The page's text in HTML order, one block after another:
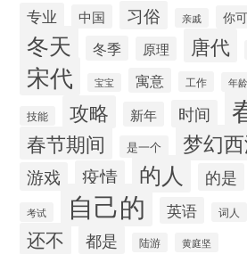
专业 中国 习俗 亲戚 你
冬天 冬季 原理 唐代
宋代 宝宝 寓意 工作 年龄
技能 攻略 新年 时间
春节期间 是一个 梦幻
游戏 疫情 的人 的是
考试 自己的 英语 词人
还不 都是 陆游 黄庭坚